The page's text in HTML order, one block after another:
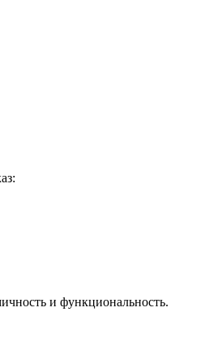
и функциональность.